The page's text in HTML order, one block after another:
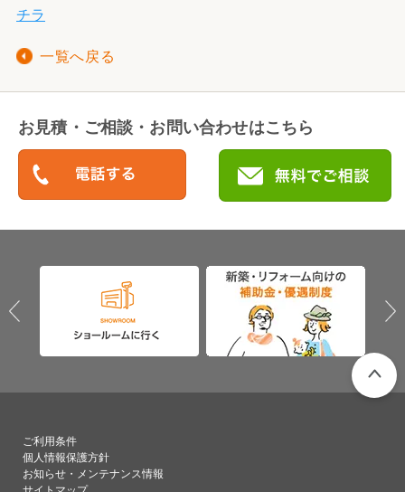
チラ
一覧へ戻る
お見積・ご相談・お問い合わせはこちら
ご利用条件
個人情報保護方針
お知らせ・メンテナンス情報